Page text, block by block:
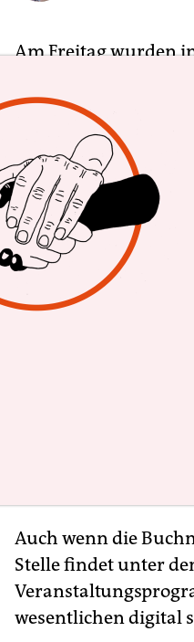
Am Freitag wurden
verliehen. In der
für „Echos
gingen 2021 an
Heike Behrend. Als
Auch wenn die
Stelle findet unter
wesentlichen digital